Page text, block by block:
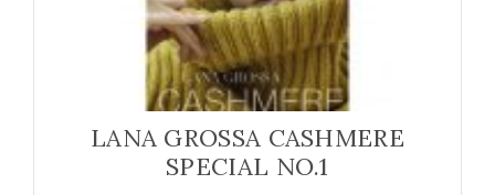
LANA GROSSA CASHMERE
SPECIAL NO.1